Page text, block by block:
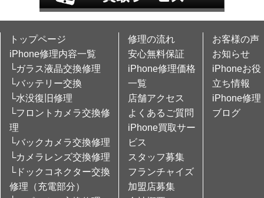
トップページ
iPhone修理内容一覧
└ガラス液晶交換修理
└バッテリー交換
└水没復旧修理
└フロントカメラ交換修
理
└バックカメラ交換修理
└カメラレンズ交換修理
└ドックコネクター交換
修理（充電部分）
修理の流れ
安心無料保証
iPhone修理価格
一覧
店舗アクセス
よくあるご質問
iPhone買取サー
ビス
スタッフ募集
フランチャイズ
加盟店募集
お客様の声
お知らせ
iPhoneお役
立ち情報
iPhone修理
ブログ